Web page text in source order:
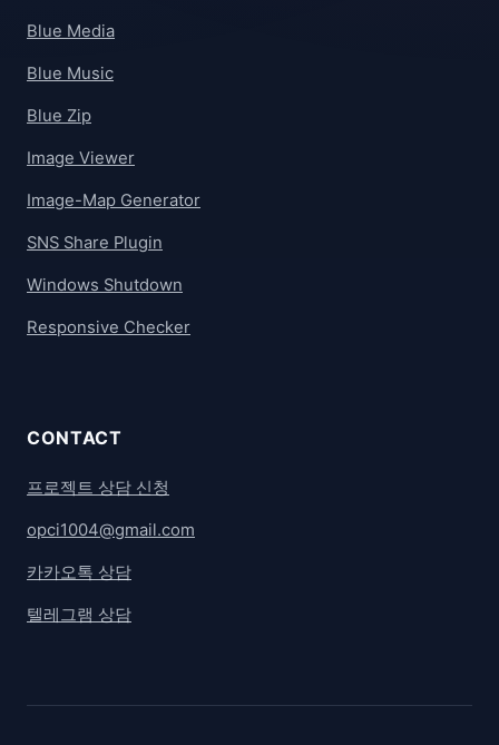
Blue Media
Blue Music
Blue Zip
Image Viewer
Image-Map Generator
SNS Share Plugin
Windows Shutdown
Responsive Checker
CONTACT
프로젝트 상담 신청
opci1004@gmail.com
카카오톡 상담
텔레그램 상담